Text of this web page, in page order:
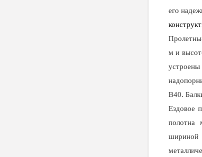
его
м и
В40.
Ездовое
полотна
шириной